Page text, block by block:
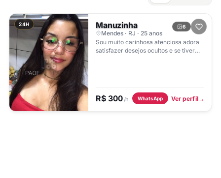
24H 6
Manuzinha
Mendes · RJ · 25 anos
Sou muito carinhosa atenciosa adora
satisfazer desejos ocultos e se tiver
R$ 300/h WhatsApp Ver perfil